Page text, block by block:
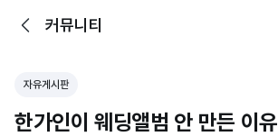
뒤로가기커뮤니티
자유게시판
한가인이 웨딩앨범 안 만든 이유